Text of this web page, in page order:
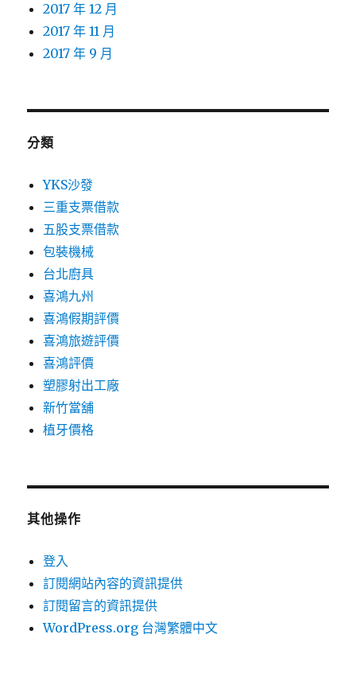
2017 年 12 月
2017 年 11 月
2017 年 9 月
分類
YKS沙發
三重支票借款
五股支票借款
包裝機械
台北廚具
喜鴻九州
喜鴻假期評價
喜鴻旅遊評價
喜鴻評價
塑膠射出工廠
新竹當舖
植牙價格
其他操作
登入
訂閱網站內容的資訊提供
訂閱留言的資訊提供
WordPress.org 台灣繁體中文